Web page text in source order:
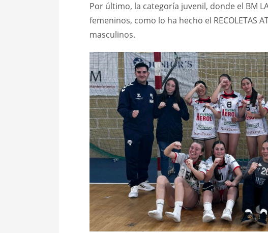
Por último, la categoría juvenil, donde el BM
femeninos, como lo ha hecho el RECOLETAS
masculinos.